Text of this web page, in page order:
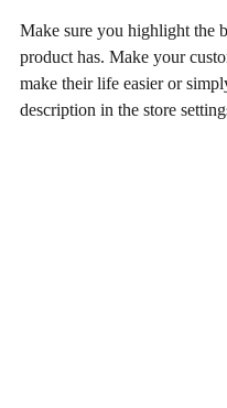
Make sure you highlight the
product has. Make your
make their life easier or
description in the store